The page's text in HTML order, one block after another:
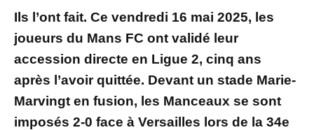
Ils l’ont fait. Ce vendredi 16 mai 2025, les
joueurs du Mans FC ont validé leur
accession directe en Ligue 2, cinq ans
après l’avoir quittée. Devant un stade Marie-
Marvingt en fusion, les Manceaux se sont
imposés 2-0 face à Versailles lors de la 34e